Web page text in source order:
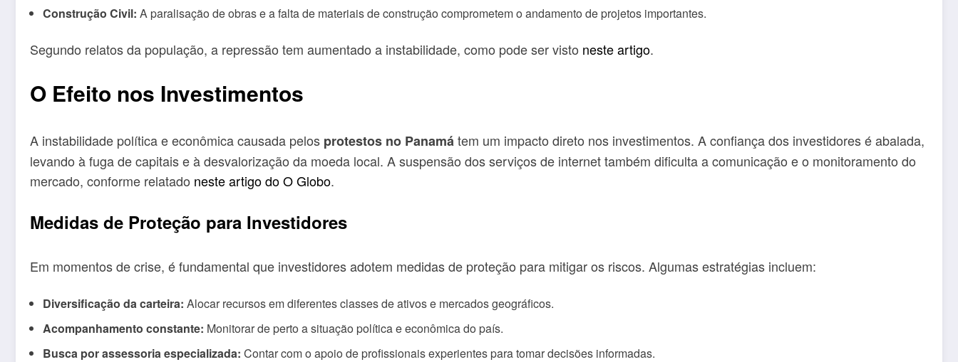
Construção Civil: A paralisação de obras e a falta de materiais de construção comprometem o andamento de projetos importantes.
Segundo relatos da população, a repressão tem aumentado a instabilidade, como pode ser visto neste artigo.
O Efeito nos Investimentos
A instabilidade política e econômica causada pelos protestos no Panamátem um impacto direto nos investimentos. A confiança dos investidores é abalada,
levando à fuga de capitais e à desvalorização da moeda local. A suspensão dos serviços de internet também dificulta a comunicação e o monitoramento do
mercado, conforme relatado neste artigo do O Globo.
Medidas de Proteção para Investidores
Em momentos de crise, é fundamental que investidores adotem medidas de proteção para mitigar os riscos. Algumas estratégias incluem:
Diversificação da carteira: Alocar recursos em diferentes classes de ativos e mercados geográficos.
Acompanhamento constante: Monitorar de perto a situação política e econômica do país.
Busca por assessoria especializada: Contar com o apoio de profissionais experientes para tomar decisões informadas.